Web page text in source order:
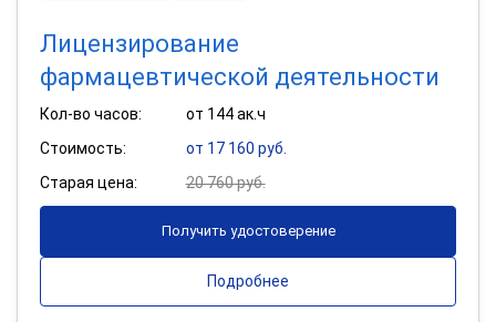
Лицензирование
фармацевтической деятельности
Кол-во часов:
от 144 ак.ч
Стоимость:
от 17 160 руб.
Старая цена:
20 760 руб.
Получить удостоверение
Подробнее